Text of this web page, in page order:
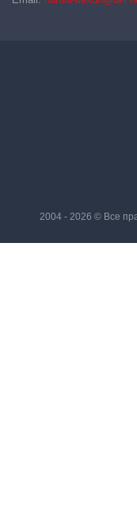
2004 - 2026 © Все